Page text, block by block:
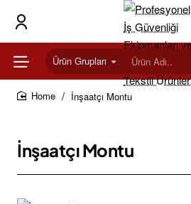
Ürün Grupları
Ürün
Adı..
İnşaatçı Montu
İnşaatçı Montu